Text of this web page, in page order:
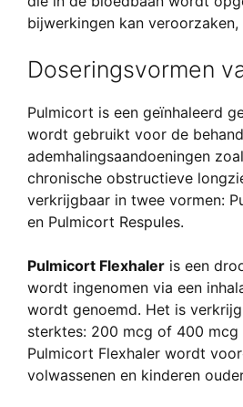
bijwerkingen kan
Doseringsvormen
Pulmicort is een geïnhaleerd
wordt gebruikt voor de
ademhalingsaandoeningen
chronische obstructieve
verkrijgbaar in twee vormen:
en Pulmicort Respules.
Pulmicort Flexhaler is een
wordt ingenomen via een
wordt genoemd. Het is
sterktes: 200 mcg of 400 mcg
Pulmicort Flexhaler wordt
volwassenen en kinderen